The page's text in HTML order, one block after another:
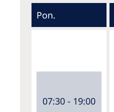
Pon.
07:30 - 19:00